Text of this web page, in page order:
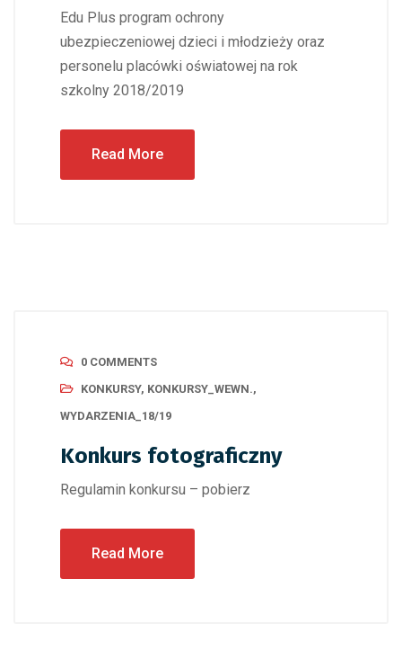
Edu Plus program ochrony
ubezpieczeniowej dzieci i młodzieży oraz
personelu placówki oświatowej na rok
szkolny 2018/2019
Read More
0 COMMENTS
KONKURSY, KONKURSY_WEWN.,
WYDARZENIA_18/19
Konkurs fotograficzny
Regulamin konkursu – pobierz
Read More